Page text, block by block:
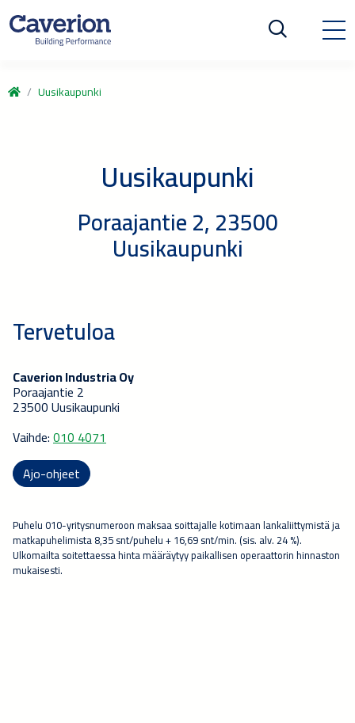
Uusikaupunki
Uusikaupunki
Poraajantie 2, 23500
Uusikaupunki
Tervetuloa
Caverion Industria Oy
Poraajantie 2
23500 Uusikaupunki
Vaihde:010 4071
Ajo-ohjeet
Puhelu 010-yritysnumeroon maksaa soittajalle kotimaan lankaliittymistä ja
matkapuhelimista 8,35 snt/puhelu + 16,69 snt/min. (sis. alv. 24 %).
Ulkomailta soitettaessa hinta määräytyy paikallisen operaattorin hinnaston
mukaisesti.